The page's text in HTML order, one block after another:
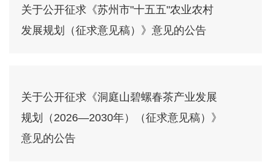
关于公开征求《苏州市"十五五"农业农村
发展规划（征求意见稿）》意见的公告
关于公开征求《洞庭山碧螺春茶产业发展
规划（2026—2030年）（征求意见稿）》
意见的公告